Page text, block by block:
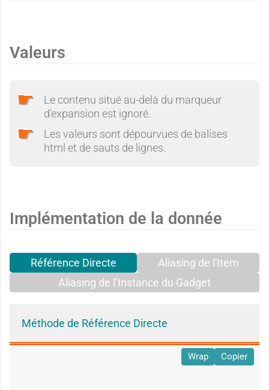
Valeurs
Le contenu situé au-delà du marqueur
d'expansion est ignoré.
Les valeurs sont dépourvues de balises
html et de sauts de lignes.
Implémentation de la donnée
Référence Directe
Aliasing de l'Item
Aliasing de l’Instance du Gadget
Méthode de Référence Directe
Wrap Copier